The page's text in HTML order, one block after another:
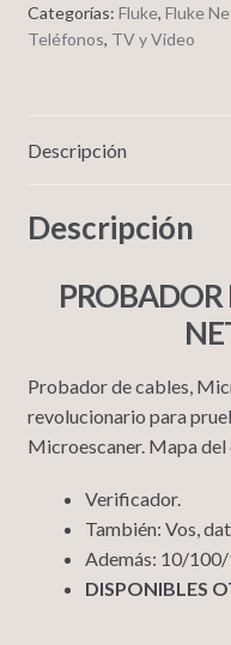
Categorías: Fluke, Fluke
Teléfonos, TV y Video
Descripción
Descripción
PROBADOR
Probador de cables,
revolucionario para
Microescaner. Mapa
Verificador.
También: Vos,
Además: 10/
DISPONIBLES